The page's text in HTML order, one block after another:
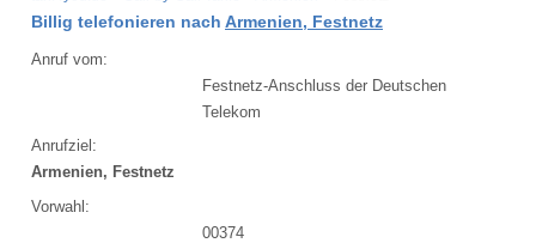
Billig telefonieren nach Armenien, Festnetz
Anruf vom:
Festnetz-Anschluss der Deutschen
Telekom
Anrufziel:
Armenien, Festnetz
Vorwahl:
00374